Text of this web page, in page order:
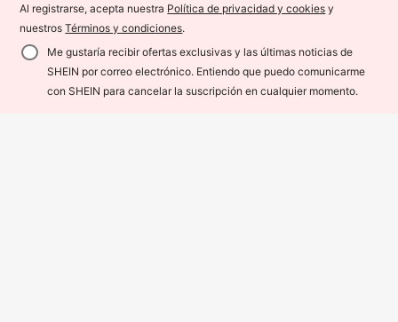
¡8% DE DESCUENTO! AÑADIR A LA BOLSA
Al registrarse, acepta nuestra Política de privacidad y cookies y
nuestrosTérminos y condiciones.
Me gustaría recibir ofertas exclusivas y las últimas noticias de
SHEIN por correo electrónico. Entiendo que puedo comunicarme
con SHEIN para cancelar la suscripción en cualquier momento.